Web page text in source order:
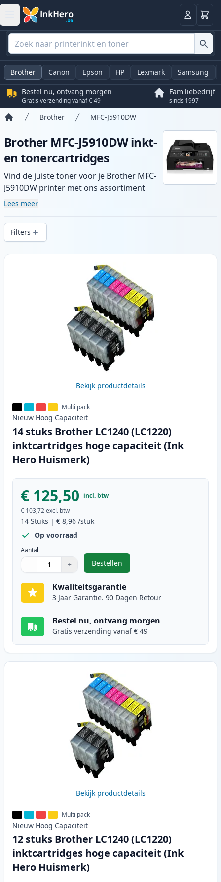
Log in
Brother Canon Epson HP Lexmark Samsung
Bestel nu, ontvang morgen
Gratis verzending vanaf € 49
Familiebedrijf
sinds 1997
Brother MFC-J5910DW
Brother MFC-J5910DW inkt-
en tonercartridges
Vind de juiste toner voor je Brother MFC-
J5910DW printer met ons assortiment
compatibele en high-yield cartridges.
snelle levering vanuit lokale voorraad in .
Lees meer
Filters
Producten
Bekijk productdetails
Multi pack
Nieuw Hoog Capaciteit
14 stuks Brother LC1240 (LC1220)
inktcartridges hoge capaciteit (Ink
Hero Huismerk)
€ 125,50 incl. btw
€ 103,72excl. btw
14 Stuks | € 8,96 /stuk
Op voorraad
Aantal
Gebruik de knoppen om aan te passen
− +
1
Bestellen
,14 stuks Brother LC1240
Kwaliteitsgarantie
3 Jaar Garantie. 90 Dagen Retour
Bestel nu, ontvang morgen
Gratis verzending vanaf € 49
Bekijk productdetails
Multi pack
Nieuw Hoog Capaciteit
12 stuks Brother LC1240 (LC1220)
inktcartridges hoge capaciteit (Ink
Hero Huismerk)